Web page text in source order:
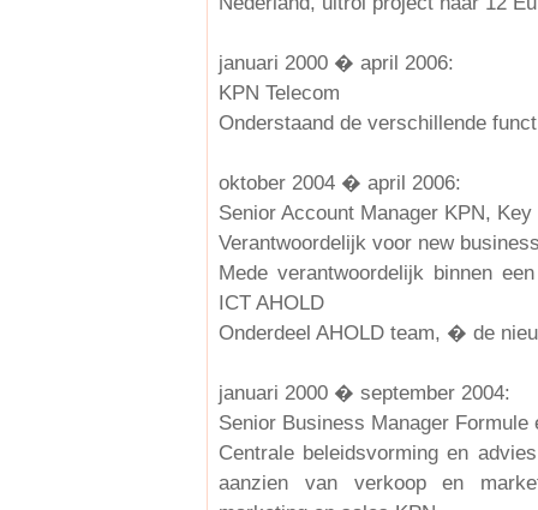
januari 2000 � april 2006:
KPN Telecom
Onderstaand de verschillende
oktober 2004 � april 2006:
Senior Account Manager KPN,
Verantwoordelijk voor new
Mede verantwoordelijk binnen
ICT AHOLD
Onderdeel AHOLD team, � de
januari 2000 � september 2004:
Senior Business Manager
Centrale beleidsvorming en
aanzien van verkoop en